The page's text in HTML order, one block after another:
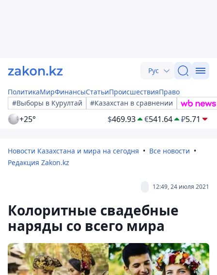
Рус
ПолитикаМирФинансыСтатьиПроисшествияПраво
#Выборы в Курултай
#Казахстан в сравнении
+25° $469.93 €541.64 ₽5.71
Новости Казахстана и мира на сегодня
Все новости
Редакция Zakon.kz
12:49, 24 июля 2021
Колоритные свадебные
наряды со всего мира